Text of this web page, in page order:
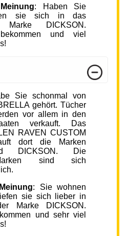
: Haben Sie
sie sich in das
DICKSON.
und viel
Sie schonmal von
gehört. Tücher
vor allem in den
verkauft. Das
RAVEN CUSTOM
dort die Marken
DICKSON. Die
sind sich
: Sie wohnen
sie sich lieber in
Marke DICKSON.
und sehr viel